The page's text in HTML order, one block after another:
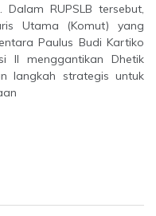
RUPSLB tersebut,
Utama (Komut) yang
Paulus Budi Kartiko
II menggantikan Dhetik
langkah strategis untuk